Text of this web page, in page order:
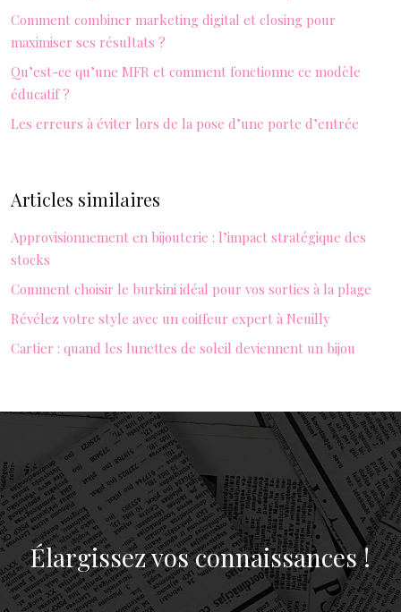
Comment combiner marketing digital et closing pour
maximiser ses résultats ?
Qu’est-ce qu’une MFR et comment fonctionne ce modèle
éducatif ?
Les erreurs à éviter lors de la pose d’une porte d’entrée
Articles similaires
Approvisionnement en bijouterie : l’impact stratégique des
stocks
Comment choisir le burkini idéal pour vos sorties à la plage
Révélez votre style avec un coiffeur expert à Neuilly
Cartier : quand les lunettes de soleil deviennent un bijou
Élargissez vos connaissances !